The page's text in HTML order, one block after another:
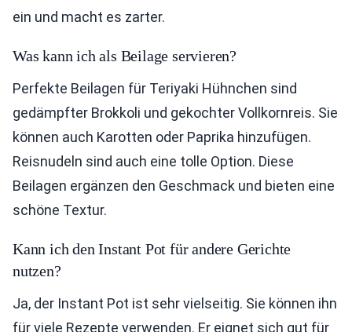
ein und macht es zarter.
Was kann ich als Beilage servieren?
Perfekte Beilagen für Teriyaki Hühnchen sind
gedämpfter Brokkoli und gekochter Vollkornreis. Sie
können auch Karotten oder Paprika hinzufügen.
Reisnudeln sind auch eine tolle Option. Diese
Beilagen ergänzen den Geschmack und bieten eine
schöne Textur.
Kann ich den Instant Pot für andere Gerichte
nutzen?
Ja, der Instant Pot ist sehr vielseitig. Sie können ihn
für viele Rezepte verwenden. Er eignet sich gut für